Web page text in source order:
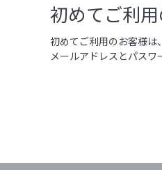
初めてご利
初めてご利用のお客様は
メールアドレスとパスワ